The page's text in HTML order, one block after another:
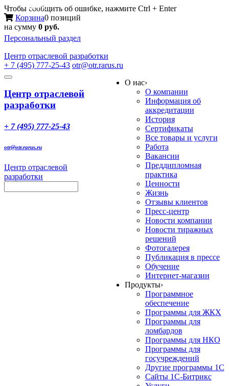
Чтобы сообщить об ошибке, нажмите Ctrl + Enter
Корзина0 позиций
на сумму 0 руб.
Персональный раздел
Центр отраслевой разработки
+ 7 (495) 777-25-43 otr@otr.rarus.ru
Toggle
Меню
Центр отраслевой
разработки
+ 7 (495) 777-25-43
otr@otr.rarus.ru
Центр отраслевой
разработки
О нас›
О компании
Информация об
аккредитации
История
Сертификаты
Все товары и услуги
Работа
Вакансии
Преддипломная
практика
Ценности
Жизнь
Отзывы клиентов
Пресс-центр
Новости компании
Новости тиражных
решений
Фотогалерея
Публикация в прессе
Обучение
Интернет-магазин
Продукты›
Программное
обеспечение
Программы для ЖКХ
Программы для
ломбардов
Программы для НКО
Программы для
госучреждений
Другие программы 1С
Сайты 1С-Битрикс